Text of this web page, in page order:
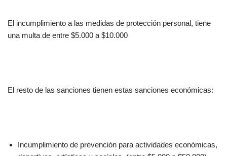
El incumplimiento a las medidas de protección personal, tiene
una multa de entre $5.000 a $10.000
El resto de las sanciones tienen estas sanciones económicas:
Incumplimiento de prevención para actividades económicas,